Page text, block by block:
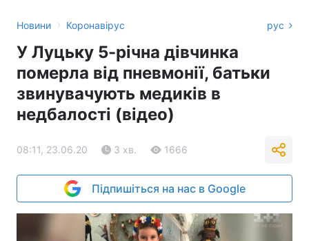
Новини › Коронавірус рус
У Луцьку 5-річна дівчинка
померла від пневмонії, батьки
звинувачують медиків в
недбалості (відео)
08:11, 23.06.20 3 хв. 1666
Підпишіться на нас в Google